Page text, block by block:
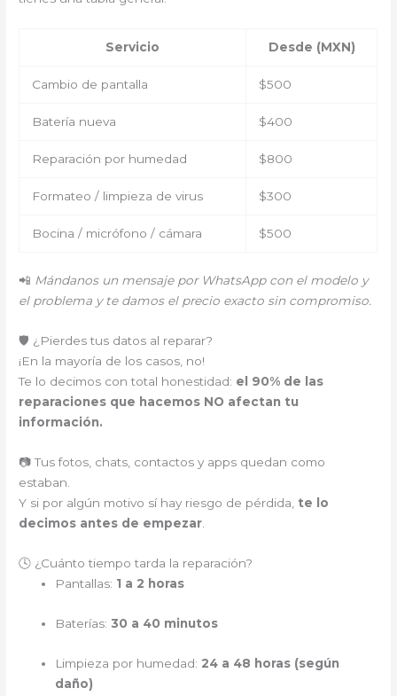
Servicio Desde (MXN)
Cambio de pantalla $500
Batería nueva $400
Reparación por humedad $800
Formateo / limpieza de virus $300
Bocina / micrófono / cámara $500
📲 Mándanos un mensaje por WhatsApp con el modelo y
el problema y te damos el precio exacto sin compromiso.
🛡️ ¿Pierdes tus datos al reparar?
¡En la mayoría de los casos, no!
Te lo decimos con total honestidad: el 90% de las
reparaciones que hacemos NO afectan tu
información.
📷 Tus fotos, chats, contactos y apps quedan como
estaban.
Y si por algún motivo sí hay riesgo de pérdida, te lo
decimos antes de empezar
🕓 ¿Cuánto tiempo tarda la reparación?
Pantallas: 1 a 2 horas
Baterías:30 a 40 minutos
Limpieza por humedad: 24 a 48 horas (según
daño)